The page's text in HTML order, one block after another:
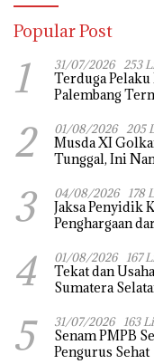
Popular Post
1 31/07/2026 253
Terduga Pelaku
Palembang
2 01/08/2026 205
Musda XI
Tunggal, Ini
3 04/08/2026 178
Jaksa Penyidik
Penghargaan
4 01/08/2026 167
Tekat dan Usaha Yusuf Malaya Harumkan
Sumatera
5 31/07/2026 163
Senam PMPB
Pengurus Sehat